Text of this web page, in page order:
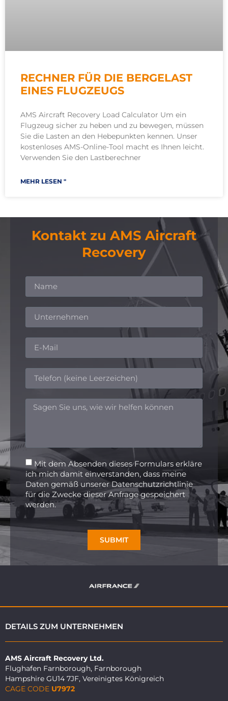
RECHNER FÜR DIE BERGELAST
EINES FLUGZEUGS
AMS Aircraft Recovery Load Calculator Um ein
Flugzeug sicher zu heben und zu bewegen, müssen
Sie die Lasten an den Hebepunkten kennen. Unser
kostenloses AMS-Online-Tool macht es Ihnen leicht.
Verwenden Sie den Lastberechner
MEHR LESEN "
Kontakt zu AMS Aircraft
Recovery
Mit dem Absenden dieses Formulars erkläre
ich mich damit einverstanden, dass meine
Daten gemäß unserer Datenschutzrichtlinie
für die Zwecke dieser Anfrage gespeichert
werden.
SUBMIT
DETAILS ZUM UNTERNEHMEN
AMS Aircraft Recovery Ltd.
Flughafen Farnborough, Farnborough
Hampshire GU14 7JF, Vereinigtes Königreich
CAGE CODE U7972